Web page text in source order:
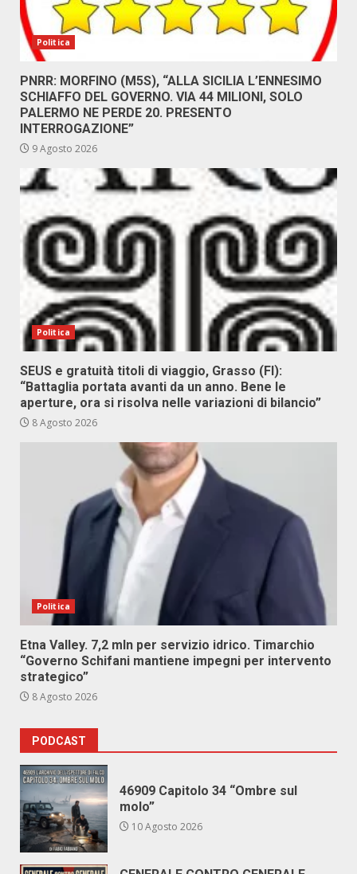
Politica
PNRR: MORFINO (M5S), “ALLA SICILIA L’ENNESIMO
SCHIAFFO DEL GOVERNO. VIA 44 MILIONI, SOLO
PALERMO NE PERDE 20. PRESENTO
INTERROGAZIONE”
9 Agosto 2026
Politica
SEUS e gratuità titoli di viaggio, Grasso (FI):
“Battaglia portata avanti da un anno. Bene le
aperture, ora si risolva nelle variazioni di bilancio”
8 Agosto 2026
Politica
Etna Valley. 7,2 mln per servizio idrico. Timarchio
“Governo Schifani mantiene impegni per intervento
strategico”
8 Agosto 2026
PODCAST
46909 Capitolo 34 “Ombre sul
molo”
10 Agosto 2026